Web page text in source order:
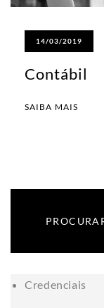
14/03/2019
Contábil
SAIBA MAIS
Credenciais